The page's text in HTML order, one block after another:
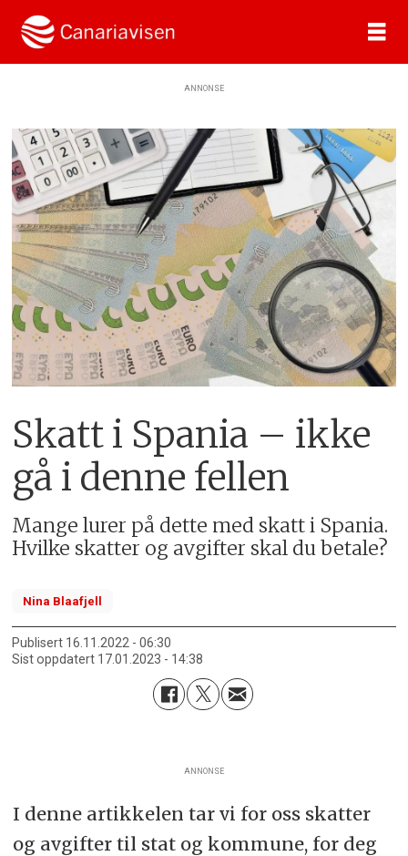
ANNONSE
Skatt i Spania –⁠ ikke
gå i denne fellen
Mange lurer på dette med skatt i Spania.
Hvilke skatter og avgifter skal du betale?
Nina Blaafjell
Publisert
16.11.2022 - 06:30
Sist oppdatert
17.01.2023 - 14:38
ANNONSE
I denne artikkelen tar vi for oss skatter
og avgifter til stat og kommune, for deg